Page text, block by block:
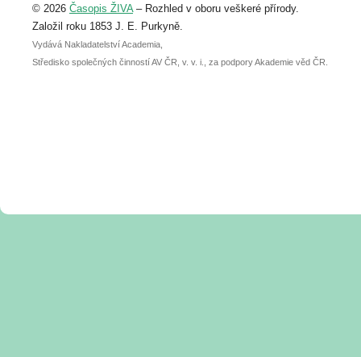
abstraktu přihlášené přednášky nebo
posteru je už 30. června.
© 2026 Časopis ŽIVA– Rozhled v oboru veškeré přírody.
Založil roku 1853 J. E. Purkyně.
Vydává Nakladatelství Academia,
Středisko společných činností AV ČR, v. v. i., za podpory Akademie věd ČR.